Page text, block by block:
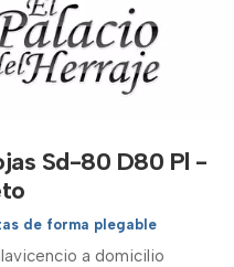
Sd-80 D80 Pl -
de forma plegable
a domicilio